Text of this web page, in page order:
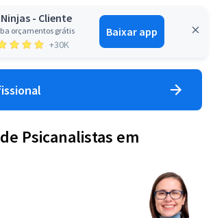
- Cliente
orçamentos grátis
+30K
Baixar app
Entrar
Psicanalistas em